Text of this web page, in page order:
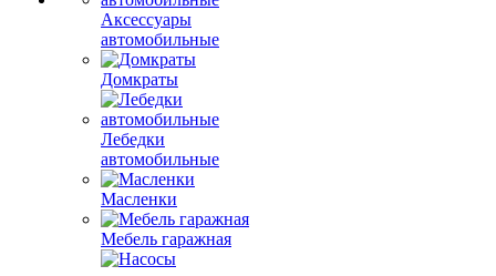
Аксессуары
автомобильные
Домкраты
Лебедки
автомобильные
Масленки
Мебель гаражная